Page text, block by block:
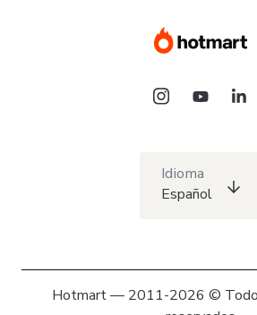
Idioma
Español
Hotmart — 2011-2026 ©